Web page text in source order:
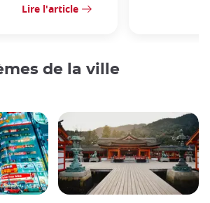
Lire l'article
de la ville